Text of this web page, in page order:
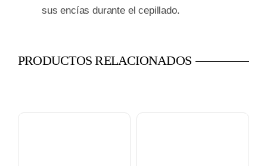
sus encías durante el cepillado.
PRODUCTOS RELACIONADOS